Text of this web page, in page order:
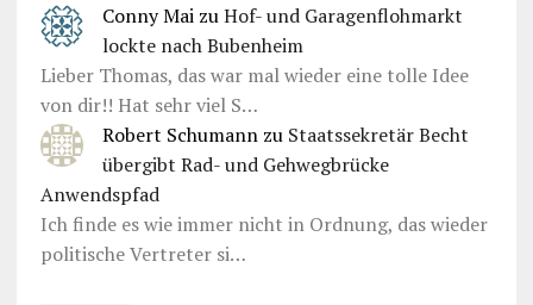
Conny Mai zu Hof- und Garagenflohmarkt
lockte nach Bubenheim
Lieber Thomas, das war mal wieder eine tolle Idee
von dir!! Hat sehr viel S…
Robert Schumann zu Staatssekretär Becht
übergibt Rad- und Gehwegbrücke
Anwendspfad
Ich finde es wie immer nicht in Ordnung, das wieder
politische Vertreter si…